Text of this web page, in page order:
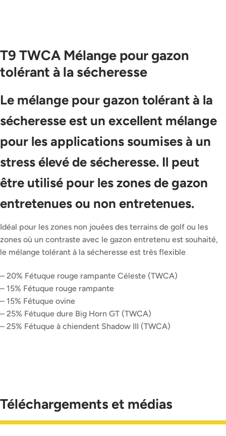
T9 TWCA Mélange pour gazon
tolérant à la sécheresse
Le mélange pour gazon tolérant à la
sécheresse est un excellent mélange
pour les applications soumises à un
stress élevé de sécheresse. Il peut
être utilisé pour les zones de gazon
entretenues ou non entretenues.
Idéal pour les zones non jouées des terrains de golf ou les
zones où un contraste avec le gazon entretenu est souhaité,
le mélange tolérant à la sécheresse est très flexible
– 20% Fétuque rouge rampante Céleste (TWCA)
– 15% Fétuque rouge rampante
– 15% Fétuque ovine
– 25% Fétuque dure Big Horn GT (TWCA)
– 25% Fétuque à chiendent Shadow III (TWCA)
Téléchargements et médias